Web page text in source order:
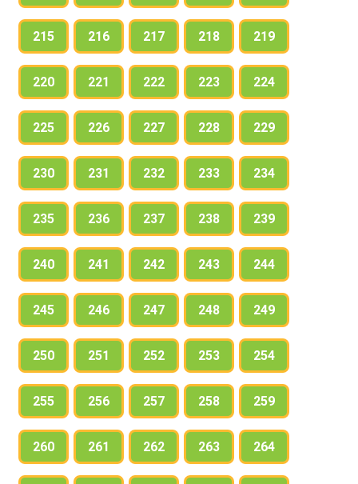
215 216 217 218 219
220 221 222 223 224
225 226 227 228 229
230 231 232 233 234
235 236 237 238 239
240 241 242 243 244
245 246 247 248 249
250 251 252 253 254
255 256 257 258 259
260 261 262 263 264